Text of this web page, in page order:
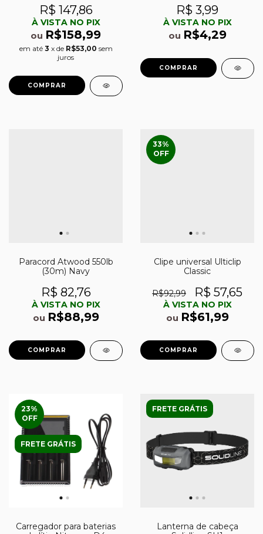
R$ 147,86
À VISTA NO PIX
ou R$158,99
em até 3 x de R$53,00 sem
juros
R$ 3,99
À VISTA NO PIX
ou R$4,29
Paracord Atwood 550lb
(30m) Navy
R$ 82,76
À VISTA NO PIX
ou R$88,99
33%
OFF
Clipe universal Ulticlip
Classic
R$92,99 R$ 57,65
À VISTA NO PIX
ou R$61,99
23%
OFF
FRETE GRÁTIS
Carregador para baterias
FRETE GRÁTIS
Lanterna de cabeça